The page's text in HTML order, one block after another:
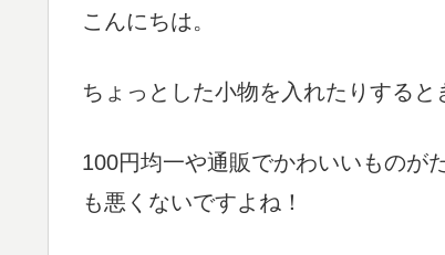
こんにちは。
ちょっとした小物を入れたりする
100円均一や通販でかわいいものが
も悪くないですよね！